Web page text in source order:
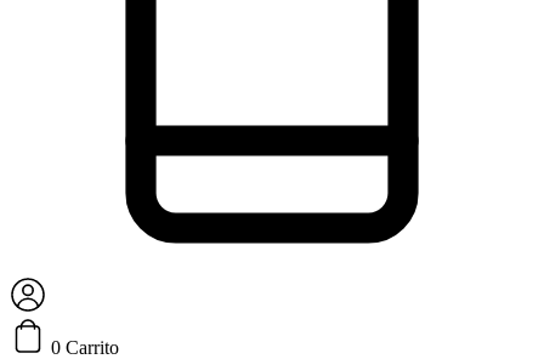
0 Carrito